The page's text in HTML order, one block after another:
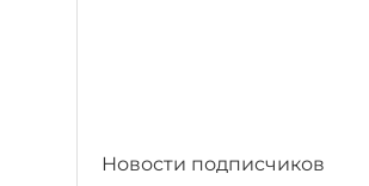
Новости подписчиков